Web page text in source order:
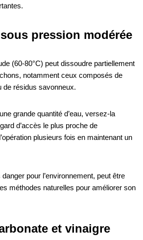
pression modérée
(60-80°C) peut dissoudre partiellement
notamment ceux composés de
de résidus savonneux.
grande quantité d’eau, versez-la
d’accès le plus proche de
plusieurs fois en maintenant un
pour l’environnement, peut être
méthodes naturelles pour améliorer son
et vinaigre